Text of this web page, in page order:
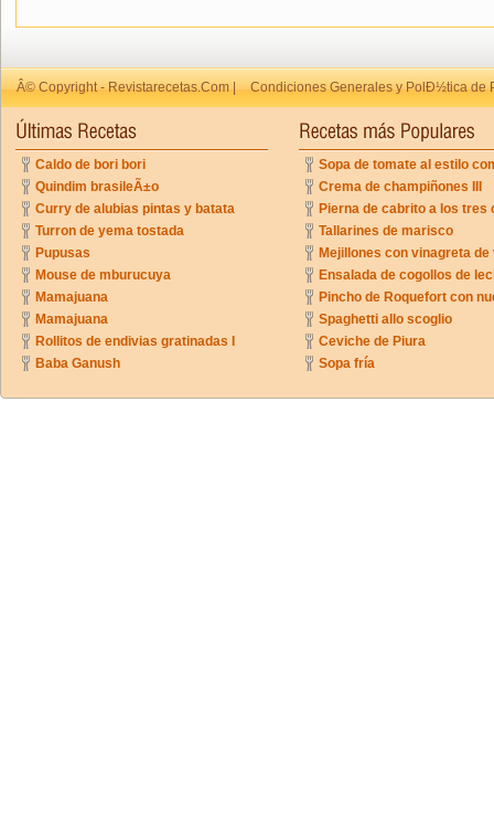
Â© Copyright - Revistarecetas.Com | Condiciones Generales y PolÐ½tica de
Caldo de bori bori
Quindim brasileÃ±o
Curry de alubias pintas y batata
Turron de yema tostada
Pupusas
Mouse de mburucuya
Mamajuana
Mamajuana
Rollitos de endivias gratinadas I
Baba Ganush
Sopa de tomate al estilo
Crema de champiñones III
Pierna de cabrito a los tres
Tallarines de marisco
Mejillones con vinagreta
Ensalada de cogollos de
Pincho de Roquefort con
Spaghetti allo scoglio
Ceviche de Piura
Sopa fría